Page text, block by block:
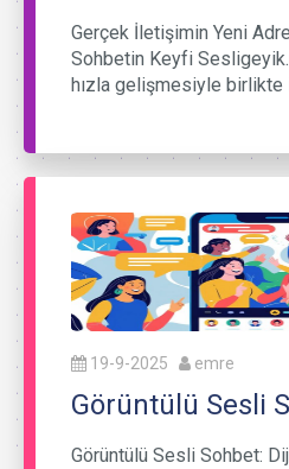
Gerçek İletişimin Yeni
Sohbetin Keyfi
hızla gelişmesiyle birlikte
19-9-2025 emre
Görüntülü Sesli
Görüntülü Sesli Sohbet: